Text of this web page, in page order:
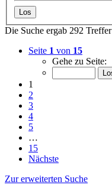
Die Suche ergab 292 Treffer
Seite 1 von 15
Gehe zu Seite:
1
2
3
4
5
…
15
Nächste
Zur erweiterten Suche